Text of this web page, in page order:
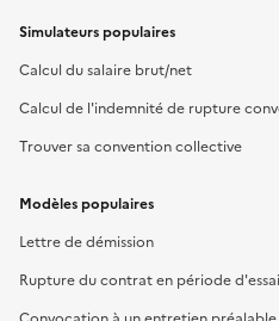
Simulateurs populaires
Calcul du salaire brut/net
Calcul de l'indemnité de rupture
Trouver sa convention collective
Modèles populaires
Lettre de démission
Rupture du contrat en période